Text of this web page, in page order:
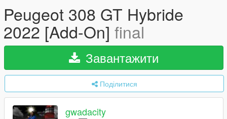
Peugeot 308 GT Hybride
2022 [Add-On] final
Завантажити
Поділитися
gwadacity